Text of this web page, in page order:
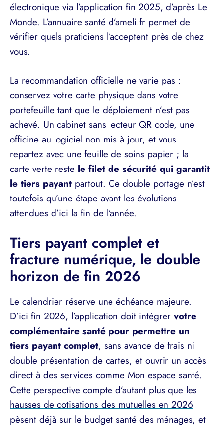
électronique via l’application fin 2025, d’après Le
Monde. L’annuaire santé d’ameli.fr permet de
vérifier quels praticiens l’acceptent près de chez
vous.
La recommandation officielle ne varie pas :
conservez votre carte physique dans votre
portefeuille tant que le déploiement n’est pas
achevé. Un cabinet sans lecteur QR code, une
officine au logiciel non mis à jour, et vous
repartez avec une feuille de soins papier ; la
carte verte reste le filet de sécurité qui garantit
le tiers payant partout. Ce double portage n’est
toutefois qu’une étape avant les évolutions
attendues d’ici la fin de l’année.
Tiers payant complet et
fracture numérique, le double
horizon de fin 2026
Le calendrier réserve une échéance majeure.
D’ici fin 2026, l’application doit intégrer votre
complémentaire santé pour permettre un
tiers payant complet, sans avance de frais ni
double présentation de cartes, et ouvrir un accès
direct à des services comme Mon espace santé.
Cette perspective compte d’autant plus que les
hausses de cotisations des mutuelles en 2026
pèsent déjà sur le budget santé des ménages, et